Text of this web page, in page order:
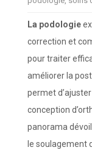
La podologie
correction et
pour traiter
améliorer la
permet
conception
panorama
le soulagement